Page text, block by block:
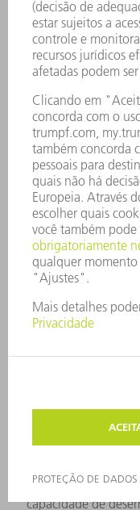
4. Tecnologia
Eles permitem
e até mesmo
5. Indústria e
Semicondutores
e robôs da
microchips?
computação.
rápido e
treinados e usados.
semicondutores
UVE, é usada para
capacidade de
O que